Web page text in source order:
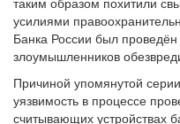
усилиями
Банка России был
злоумышленников
Причиной упомянутой
уязвимость в процессе
считывающих устройствах